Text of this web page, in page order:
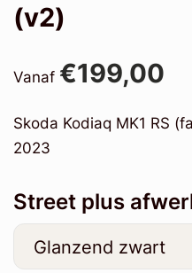
(v2)
Vanaf €199,00
Skoda Kodiaq MK1 RS
2023
Street plus